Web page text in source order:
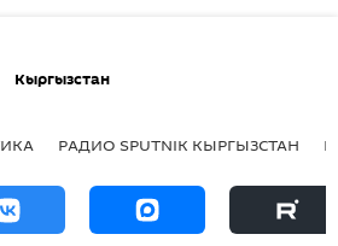
Кыргызстан
РАДИО SPUTNIK КЫРГЫЗСТАН